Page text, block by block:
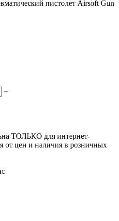
пистолет Airsoft Gun
+
ТОЛЬКО для интернет-
от цен и наличия в розничных